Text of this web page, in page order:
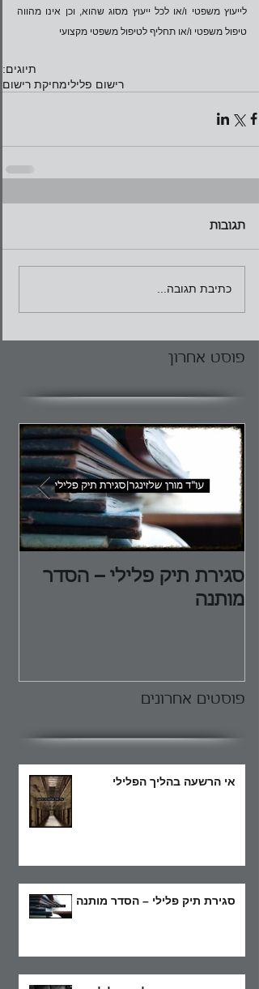
טיפול משפטי ו/או תחליף לטיפול משפטי מקצועי
תיוגים:
רישום פלילימחיקת רישום
תגובות
כתיבת תגובה...
פוסט אחרון
סגירת תיק פלילי – הסדר
מותנה
פוסטים אחרונים
אי הרשעה בהליך הפלילי
סגירת תיק פלילי – הסדר מותנה